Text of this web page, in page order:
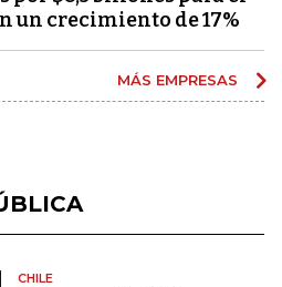
un crecimiento de 17%
MÁS EMPRESAS
CHILE